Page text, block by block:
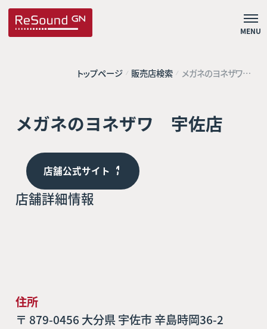
MENU
トップページ 販売店検索 メガネのヨネザワ
宇佐店
メガネのヨネザワ 宇佐店
店舗公式サイト
店舗詳細情報
住所
〒 879-0456 大分県 宇佐市 辛島時岡36-2